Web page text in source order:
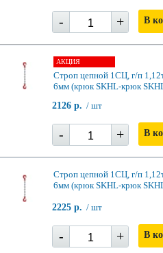
- + В
АКЦИЯ
Строп цепной 1СЦ, г/п
6мм (крюк SKHL-крюк
2126 р. / шт
- + В
Строп цепной 1СЦ, г/п
6мм (крюк SKHL-крюк
2225 р. / шт
- + В